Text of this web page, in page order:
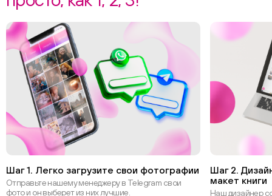
Шаг 1. Легко загрузите свои фотографии
Отправьте нашему менеджеру в Telegram свои
фото и он выберет из них лучшие.
Шаг 2.
макет книги
Наш дизайнер